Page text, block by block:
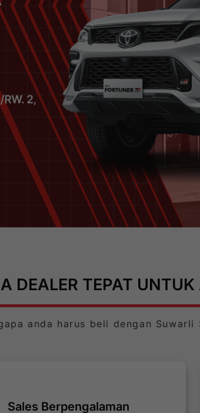
DEALER TEPAT
anda harus beli dengan Suwarli
Sales Berpengalaman